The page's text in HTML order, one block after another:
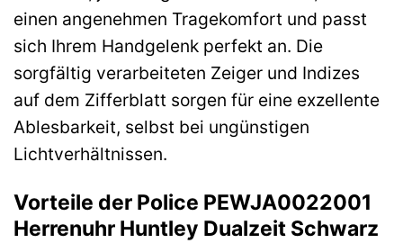
einen angenehmen Tragekomfort und passt
sich Ihrem Handgelenk perfekt an. Die
sorgfältig verarbeiteten Zeiger und Indizes
auf dem Zifferblatt sorgen für eine exzellente
Ablesbarkeit, selbst bei ungünstigen
Lichtverhältnissen.
Vorteile der Police PEWJA0022001
Herrenuhr Huntley Dualzeit Schwarz